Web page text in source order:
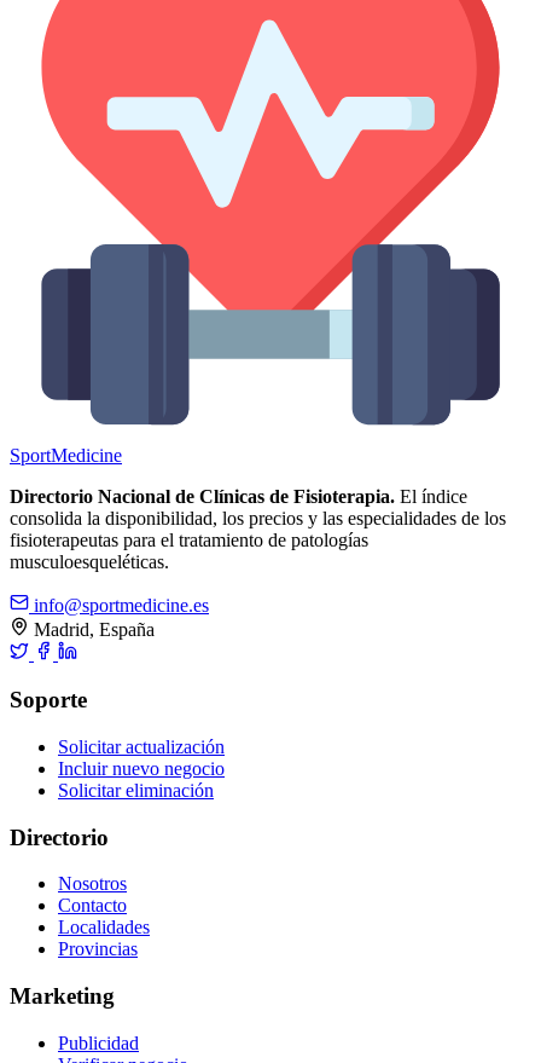
SportMedicine
Directorio Nacional de Clínicas de Fisioterapia. El índice
consolida la disponibilidad, los precios y las especialidades de los
fisioterapeutas para el tratamiento de patologías
musculoesqueléticas.
info@sportmedicine.es
Madrid, España
Soporte
Solicitar actualización
Incluir nuevo negocio
Solicitar eliminación
Directorio
Nosotros
Contacto
Localidades
Provincias
Marketing
Publicidad